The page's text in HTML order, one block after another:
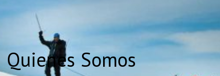
Quienes Somos